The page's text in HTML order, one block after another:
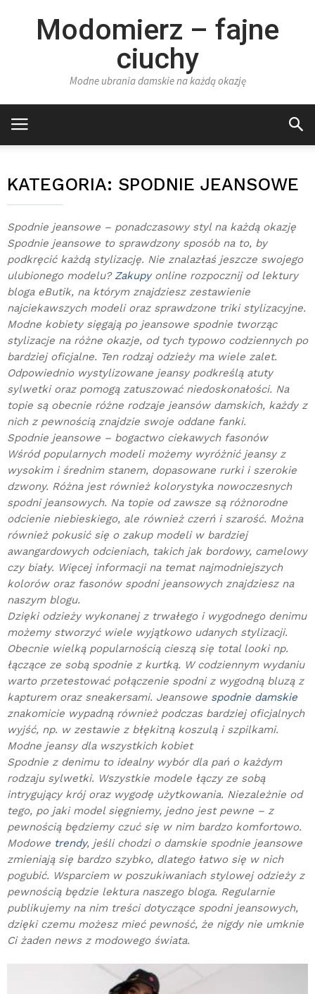
Modomierz – fajne
ciuchy
Modne ubrania damskie na każdą okazję
KATEGORIA: SPODNIE JEANSOWE
Spodnie jeansowe – ponadczasowy styl na każdą okazję
Spodnie jeansowe to sprawdzony sposób na to, by
podkręcić każdą stylizację. Nie znalazłaś jeszcze swojego
ulubionego modelu? Zakupyonline rozpocznij od lektury
bloga eButik, na którym znajdziesz zestawienie
najciekawszych modeli oraz sprawdzone triki stylizacyjne.
Modne kobiety sięgają po jeansowe spodnie tworząc
stylizacje na różne okazje, od tych typowo codziennych po
bardziej oficjalne. Ten rodzaj odzieży ma wiele zalet.
Odpowiednio wystylizowane jeansy podkreślą atuty
sylwetki oraz pomogą zatuszować niedoskonałości. Na
topie są obecnie różne rodzaje jeansów damskich, każdy z
nich z pewnością znajdzie swoje oddane fanki.
Spodnie jeansowe – bogactwo ciekawych fasonów
Wśród popularnych modeli możemy wyróżnić jeansy z
wysokim i średnim stanem, dopasowane rurki i szerokie
dzwony. Różna jest również kolorystyka nowoczesnych
spodni jeansowych. Na topie od zawsze są różnorodne
odcienie niebieskiego, ale również czerń i szarość. Można
również pokusić się o zakup modeli w bardziej
awangardowych odcieniach, takich jak bordowy, camelowy
czy biały. Więcej informacji na temat najmodniejszych
kolorów oraz fasonów spodni jeansowych znajdziesz na
naszym blogu.
Dzięki odzieży wykonanej z trwałego i wygodnego denimu
możemy stworzyć wiele wyjątkowo udanych stylizacji.
Obecnie wielką popularnością cieszą się total looki np.
łączące ze sobą spodnie z kurtką. W codziennym wydaniu
warto przetestować połączenie spodni z wygodną bluzą z
kapturem oraz sneakersami. Jeansowe spodnie damskie
znakomicie wypadną również podczas bardziej oficjalnych
wyjść, np. w zestawie z błękitną koszulą i szpilkami.
Modne jeansy dla wszystkich kobiet
Spodnie z denimu to idealny wybór dla pań o każdym
rodzaju sylwetki. Wszystkie modele łączy ze sobą
intrygujący krój oraz wygodę użytkowania. Niezależnie od
tego, po jaki model sięgniemy, jedno jest pewne – z
pewnością będziemy czuć się w nim bardzo komfortowo.
Modowe trendy, jeśli chodzi o damskie spodnie jeansowe
zmieniają się bardzo szybko, dlatego łatwo się w nich
pogubić. Wsparciem w poszukiwaniach stylowej odzieży z
pewnością będzie lektura naszego bloga. Regularnie
publikujemy na nim treści dotyczące spodni jeansowych,
dzięki czemu możesz mieć pewność, że nigdy nie umknie
Ci żaden news z modowego świata.